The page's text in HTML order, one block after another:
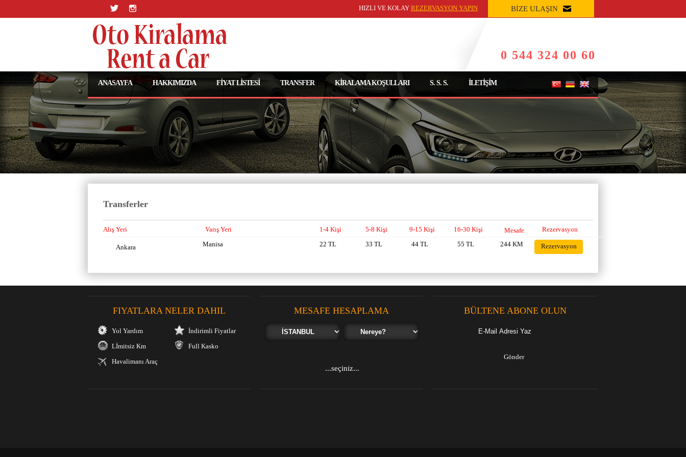
HIZLI VE KOLAY REZERVASYON YAPIN BİZE ULAŞIN
0 544 324 00 60
ANASAYFA HAKKIMIZDA FİYAT LİSTESİ TRANSFER KİRALAMA KOŞULLARI S. S. S. İLETİŞİM
Transferler
Alış Yeri Varış Yeri 1-4 Kişi 5-8 Kişi 9-15 Kişi 16-30 Kişi
Mesafe
(Transfer)
Rezervasyon
Ankara Manisa 22 TL 33 TL 44 TL 55 TL 244 KM Rezervasyon
FIYATLARA NELER DAHIL
Yol Yardım
İndirimli Fiyatlar
Lİmitsiz Km
Full Kasko
Havalimanı Araç
MESAFE HESAPLAMA
...seçiniz...
BÜLTENE ABONE OLUN